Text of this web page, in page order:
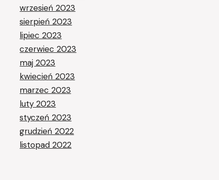
wrzesień 2023
sierpień 2023
lipiec 2023
czerwiec 2023
maj 2023
kwiecień 2023
marzec 2023
luty 2023
styczeń 2023
grudzień 2022
listopad 2022